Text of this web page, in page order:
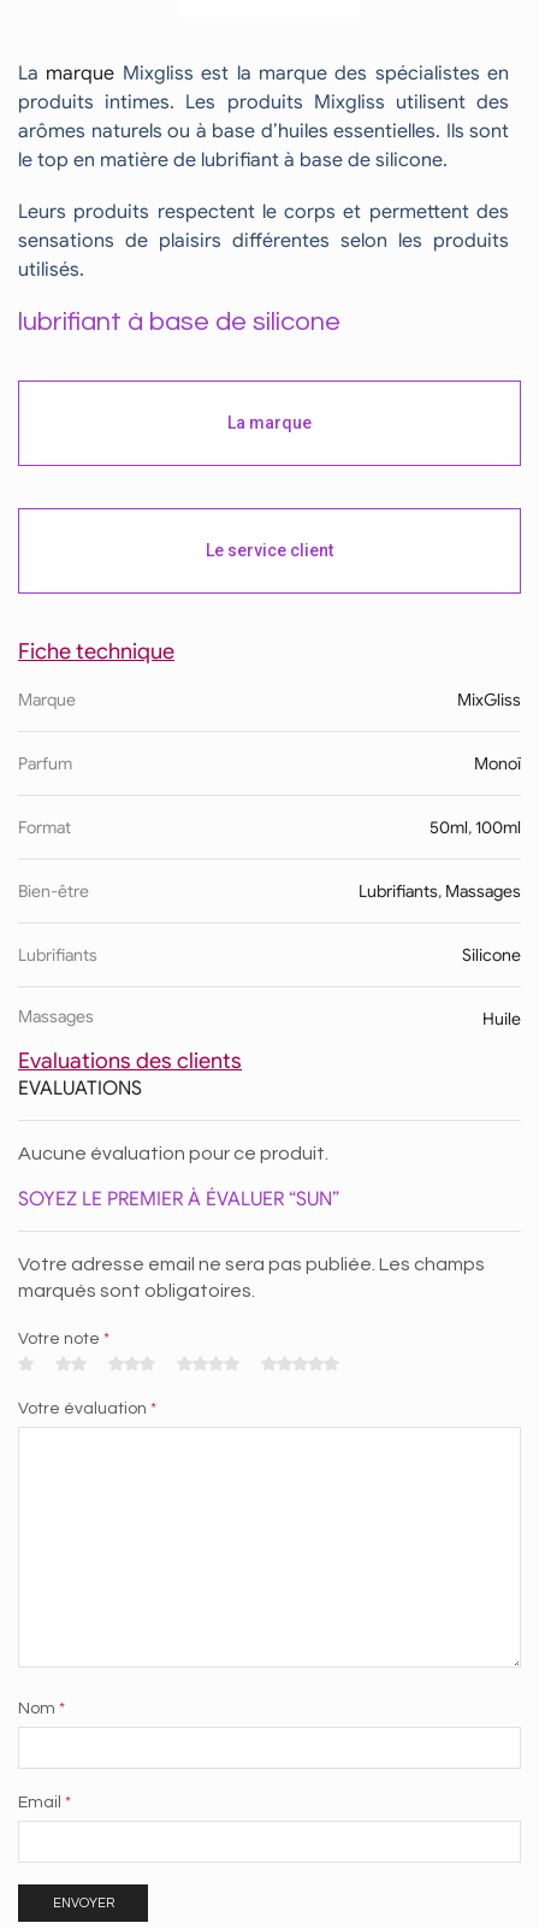
La marque Mixgliss est la marque des spécialistes en
produits intimes. Les produits Mixgliss utilisent des
arômes naturels ou à base d’huiles essentielles. Ils sont
le top en matière de lubrifiant à base de silicone.
Leurs produits respectent le corps et permettent des
sensations de plaisirs différentes selon les produits
utilisés.
lubrifiant à base de silicone
La marque
Le service client
Fiche technique
Marque MixGliss
Parfum Monoï
Format 50ml,100ml
Bien-être Lubrifiants, Massages
Lubrifiants Silicone
Massages Huile
Evaluations des clients
EVALUATIONS
Aucune évaluation pour ce produit.
SOYEZ LE PREMIER À ÉVALUER “SUN”
Votre adresse email ne sera pas publiée. Les champs
marqués sont obligatoires.
Votre note *
Votre évaluation *
Nom *
Email *